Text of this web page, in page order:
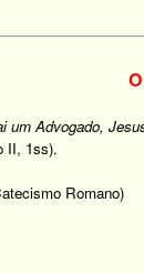
um Advogado,
II, 1ss).
Romano)